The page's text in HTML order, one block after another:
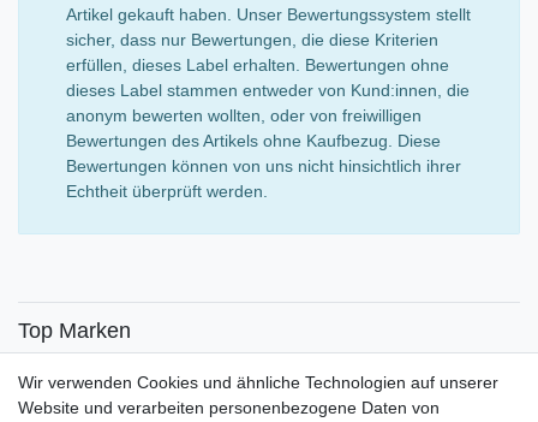
Artikel gekauft haben. Unser Bewertungssystem stellt
sicher, dass nur Bewertungen, die diese Kriterien
erfüllen, dieses Label erhalten. Bewertungen ohne
dieses Label stammen entweder von Kund:innen, die
anonym bewerten wollten, oder von freiwilligen
Bewertungen des Artikels ohne Kaufbezug. Diese
Bewertungen können von uns nicht hinsichtlich ihrer
Echtheit überprüft werden.
Top Marken
Top Themen
Wir verwenden Cookies und ähnliche Technologien auf unserer
Website und verarbeiten personenbezogene Daten von